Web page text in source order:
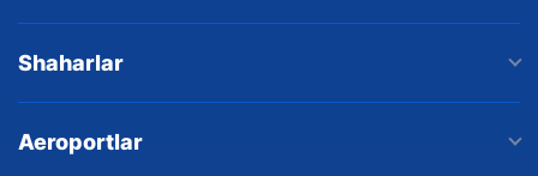
Shaharlar
Aeroportlar